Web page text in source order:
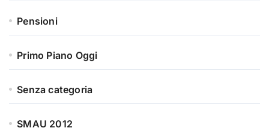
Pensioni
Primo Piano Oggi
Senza categoria
SMAU 2012